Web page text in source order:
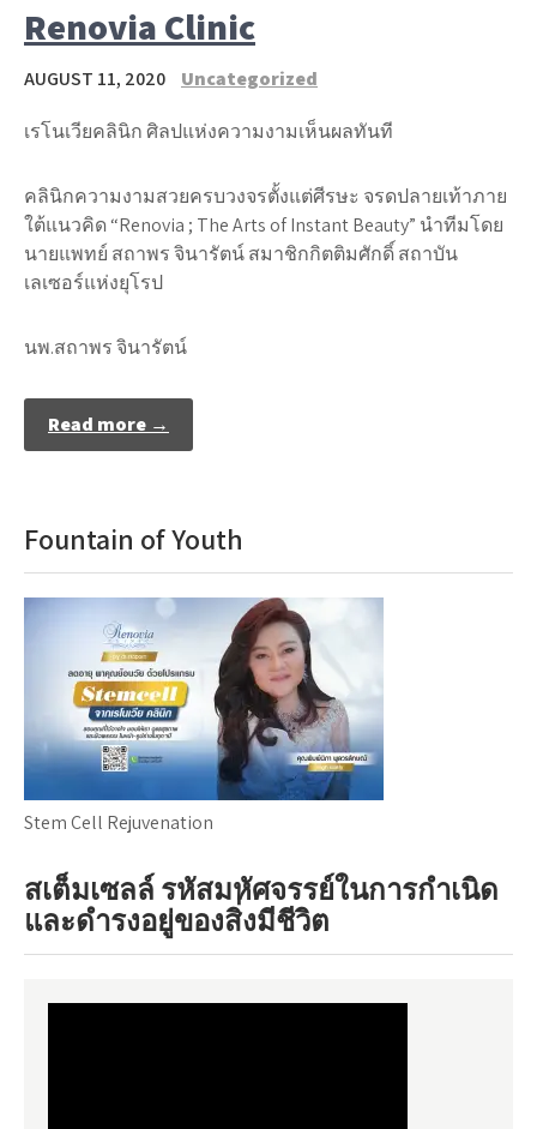
Renovia Clinic
AUGUST 11, 2020 Uncategorized
เรโนเวียคลินิก ศิลปแห่งความงามเห็นผลทันที
คลินิกความงามสวยครบวงจรตั้งแต่ศีรษะ จรดปลายเท้าภาย
ใต้แนวคิด “Renovia ; The Arts of Instant Beauty” นำทีมโดย
นายแพทย์ สถาพร จินารัตน์ สมาชิกกิตติมศักดิ์ สถาบัน
เลเซอร์แห่งยุโรป
นพ.สถาพร จินารัตน์
Read more →
Fountain of Youth
Stem Cell Rejuvenation
สเต็มเซลล์ รหัสมหัศจรรย์ในการกำเนิด
และดำรงอยู่ของสิ่งมีชีวิต